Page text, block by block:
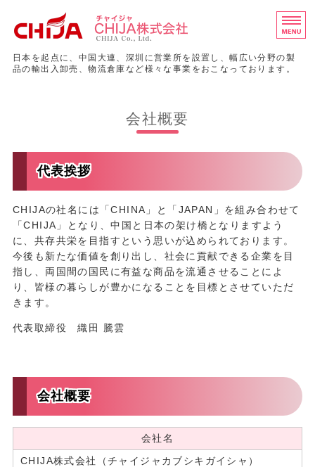
大阪市にある不動産
日本を起点に、中国大連、深圳に営業所を設置し、幅広い分野の製
品の輸出入卸売、物流倉庫など様々な事業をおこなっております。
お問い合わせ
会社概要
代表挨拶
CHIJAの社名には「CHINA」と「JAPAN」を組み合わせて
「CHIJA」となり、中国と日本の架け橋となりますよう
に、共存共栄を目指すという思いが込められております。
今後も新たな価値を創り出し、社会に貢献できる企業を目
指し、両国間の国民に有益な商品を流通させることによ
り、皆様の暮らしが豊かになることを目標とさせていただ
きます。
代表取締役 織田 騰雲
会社概要
会社名
CHIJA株式会社（チャイジャカブシキガイシャ）